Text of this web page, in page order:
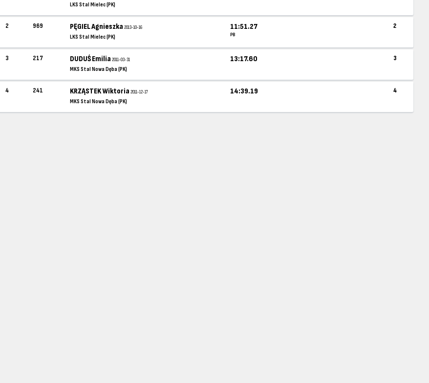
LKS Stal Mielec (PK)
2 969 PĘGIEL Agnieszka2013-10-16
LKS Stal Mielec (PK)
11:51.27
PB
2
3 217 DUDUŚ Emilia2011-03-31
MKS Stal Nowa Dęba (PK)
13:17.60 3
4 241 KRZĄSTEK Wiktoria2011-12-17
MKS Stal Nowa Dęba (PK)
14:39.19 4